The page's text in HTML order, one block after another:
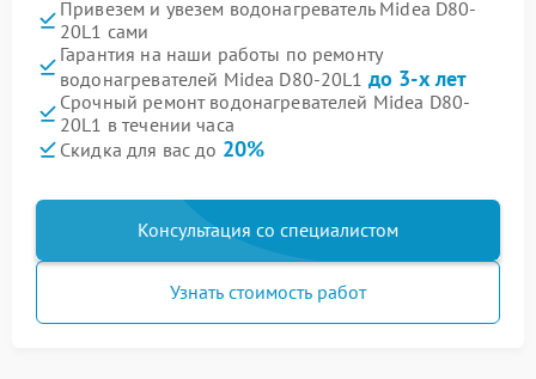
Привезем и увезем водонагреватель Midea D80-
20L1 сами
Гарантия на наши работы по ремонту
водонагревателей Midea D80-20L1 до 3-х лет
Срочный ремонт водонагревателей Midea D80-
20L1 в течении часа
Скидка для вас до 20%
Консультация со специалистом
Узнать стоимость работ